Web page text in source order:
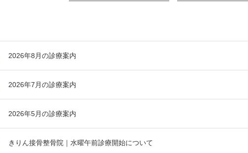
2026年8月の診療案内
2026年7月の診療案内
2026年5月の診療案内
きりん接骨整骨院｜水曜午前診療開始について